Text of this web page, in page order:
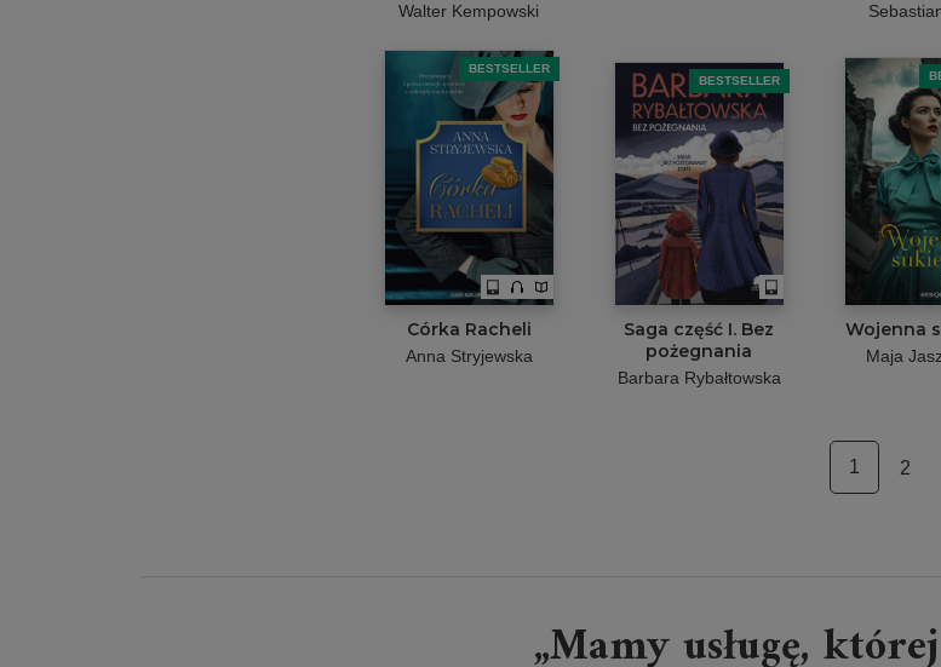
Walter Kempowski
BESTSELLER
Córka Racheli
Anna Stryjewska
BESTSELLER
Saga część I. Bez
pożegnania
Barbara Rybałtowska
Wojenna
Maja
1 2
„Mamy usługę,